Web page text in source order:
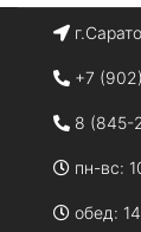
+7
8 (845-
пн-вс:
обед: